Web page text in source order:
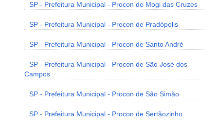
SP - Prefeitura Municipal - Procon de Mogi das Cruzes
SP - Prefeitura Municipal - Procon de Pradópolis
SP - Prefeitura Municipal - Procon de Santo André
SP - Prefeitura Municipal - Procon de São José dos
Campos
SP - Prefeitura Municipal - Procon de São Simão
SP - Prefeitura Municipal - Procon de Sertãozinho